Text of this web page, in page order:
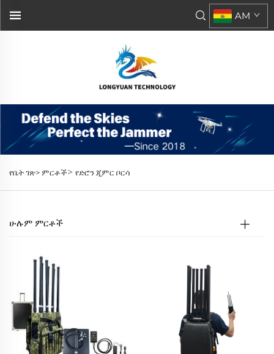
AM
የቤት ገጽ> ምርቶች> የድሮን ጂምር ቦርሳ
ሁሉም ምርቶች